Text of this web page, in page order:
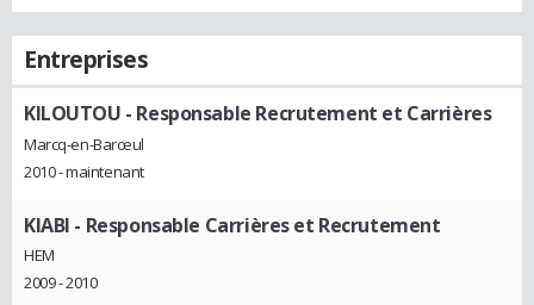
Entreprises
KILOUTOU - Responsable Recrutement et Carrières
Marcq-en-Barœul
2010 - maintenant
KIABI - Responsable Carrières et Recrutement
HEM
2009 - 2010